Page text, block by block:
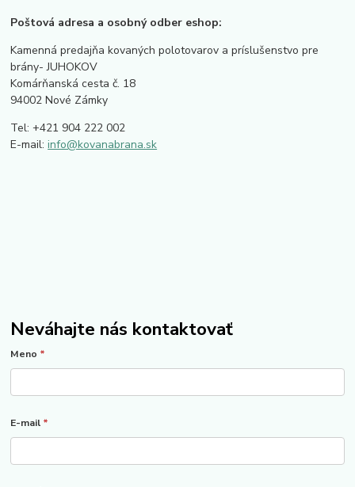
Poštová adresa a osobný odber eshop:
Kamenná predajňa kovaných polotovarov a príslušenstvo pre
brány- JUHOKOV
Komárňanská cesta č. 18
94002 Nové Zámky
Tel: +421 904 222 002
E-mail:info@kovanabrana.sk
Neváhajte nás kontaktovať
Meno *
E-mail *